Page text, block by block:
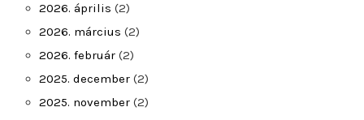
2026. április (2)
2026. március (2)
2026. február (2)
2025. december (2)
2025. november (2)